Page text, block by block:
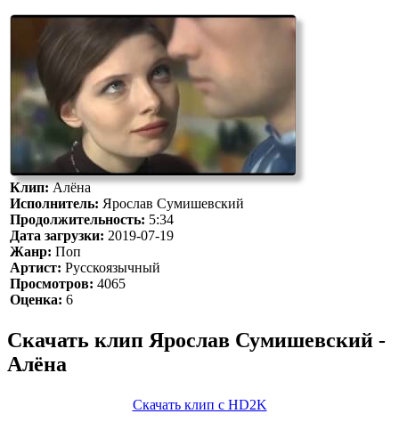
Клип:Алёна
Исполнитель: Ярослав Сумишевский
Продолжительность: 5:34
Дата загрузки: 2019-07-19
Жанр: Поп
Артист: Русскоязычный
Просмотров: 4065
Оценка: 6
Скачать клип Ярослав Сумишевский -
Алёна
Скачать клип с HD2K